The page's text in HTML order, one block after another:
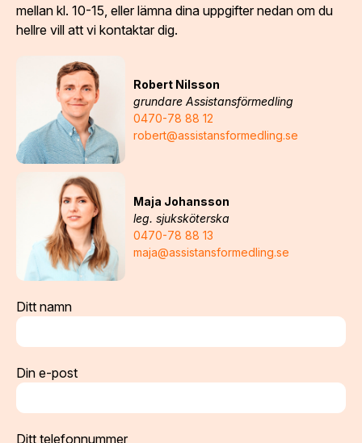
mellan kl. 10-15, eller lämna dina uppgifter nedan om du
hellre vill att vi kontaktar dig.
Robert Nilsson
grundare Assistansförmedling
0470-78 88 12
robert@assistansformedling.se
Maja Johansson
leg. sjuksköterska
0470-78 88 13
maja@assistansformedling.se
Ditt namn
Din e-post
Ditt telefonnummer